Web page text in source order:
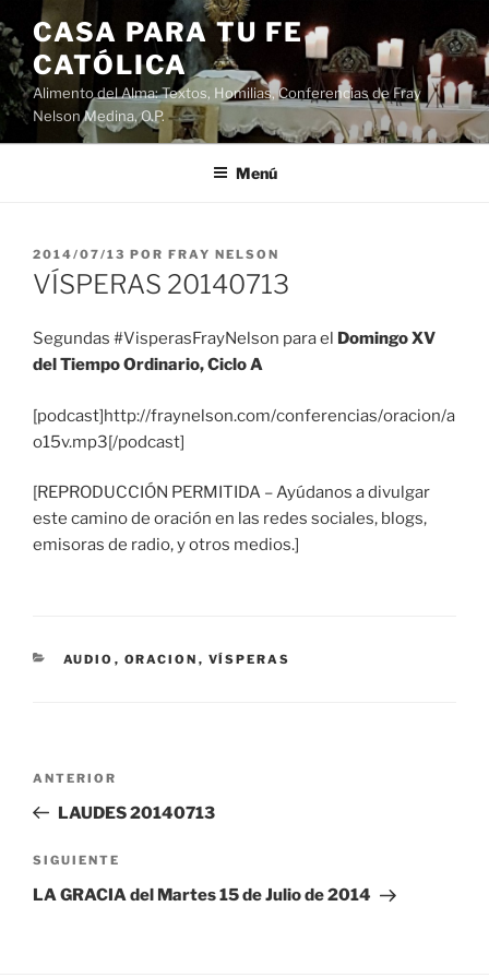
Saltar
al
contenido
CASA PARA TU FE
CATÓLICA
Alimento del Alma: Textos, Homilias, Conferencias de Fray
Nelson Medina, O.P.
Menú
PUBLICADO
EL
2014/07/13 POR FRAY NELSON
VÍSPERAS 20140713
Segundas #VisperasFrayNelson para el Domingo XV
del Tiempo Ordinario, Ciclo A
[podcast]http://fraynelson.com/conferencias/oracion/a
o15v.mp3[/podcast]
[REPRODUCCIÓN PERMITIDA – Ayúdanos a divulgar
este camino de oración en las redes sociales, blogs,
emisoras de radio, y otros medios.]
CATEGORÍAS
AUDIO , ORACION , VÍSPERAS
entradas
Entrada
anterior:
ANTERIOR
LAUDES 20140713
Siguiente
entrada
SIGUIENTE
LA GRACIA del Martes 15 de Julio de 2014